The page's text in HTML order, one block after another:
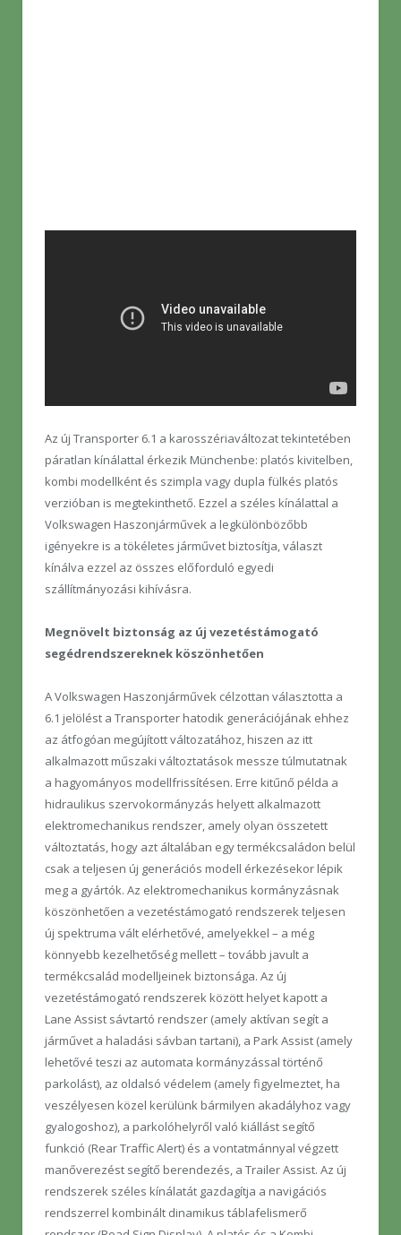
Az új Transporter 6.1 a karosszériaváltozat tekintetében
páratlan kínálattal érkezik Münchenbe: platós kivitelben,
kombi modellként és szimpla vagy dupla fülkés platós
verzióban is megtekinthető. Ezzel a széles kínálattal a
Volkswagen Haszonjárművek a legkülönbözőbb
igényekre is a tökéletes járművet biztosítja, választ
kínálva ezzel az összes előforduló egyedi
szállítmányozási kihívásra.
Megnövelt biztonság az új vezetéstámogató
segédrendszereknek köszönhetően
A Volkswagen Haszonjárművek célzottan választotta a
6.1 jelölést a Transporter hatodik generációjának ehhez
az átfogóan megújított változatához, hiszen az itt
alkalmazott műszaki változtatások messze túlmutatnak
a hagyományos modellfrissítésen. Erre kitűnő példa a
hidraulikus szervokormányzás helyett alkalmazott
elektromechanikus rendszer, amely olyan összetett
változtatás, hogy azt általában egy termékcsaládon belül
csak a teljesen új generációs modell érkezésekor lépik
meg a gyártók. Az elektromechanikus kormányzásnak
köszönhetően a vezetéstámogató rendszerek teljesen
új spektruma vált elérhetővé, amelyekkel – a még
könnyebb kezelhetőség mellett – tovább javult a
termékcsalád modelljeinek biztonsága. Az új
vezetéstámogató rendszerek között helyet kapott a
Lane Assist sávtartó rendszer (amely aktívan segít a
járművet a haladási sávban tartani), a Park Assist (amely
lehetővé teszi az automata kormányzással történő
parkolást), az oldalsó védelem (amely figyelmeztet, ha
veszélyesen közel kerülünk bármilyen akadályhoz vagy
gyalogoshoz), a parkolóhelyről való kiállást segítő
funkció (Rear Traffic Alert) és a vontatmánnyal végzett
manőverezést segítő berendezés, a Trailer Assist. Az új
rendszerek széles kínálatát gazdagítja a navigációs
rendszerrel kombinált dinamikus táblafelismerő